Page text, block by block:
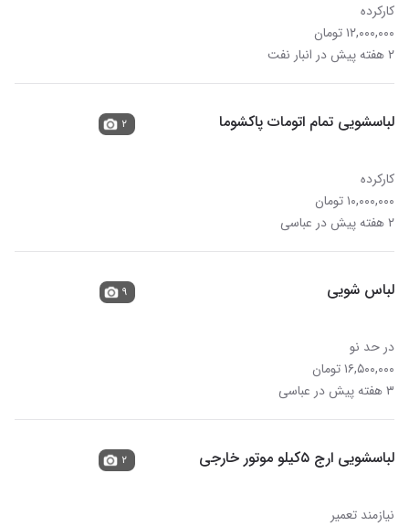
کارکرده
۱۲,۰۰۰,۰۰۰ تومان
۲ هفته پیش در انبار نفت
لباسشویی تمام اتومات پاکشوما
کارکرده
۱۰,۰۰۰,۰۰۰ تومان
۲ هفته پیش در عباسی
۲
لباس شویی
در حد نو
۱۶,۵۰۰,۰۰۰ تومان
۳ هفته پیش در عباسی
۹
لباسشویی ارج ۵کیلو موتور خارجی
نیازمند تعمیر
۲